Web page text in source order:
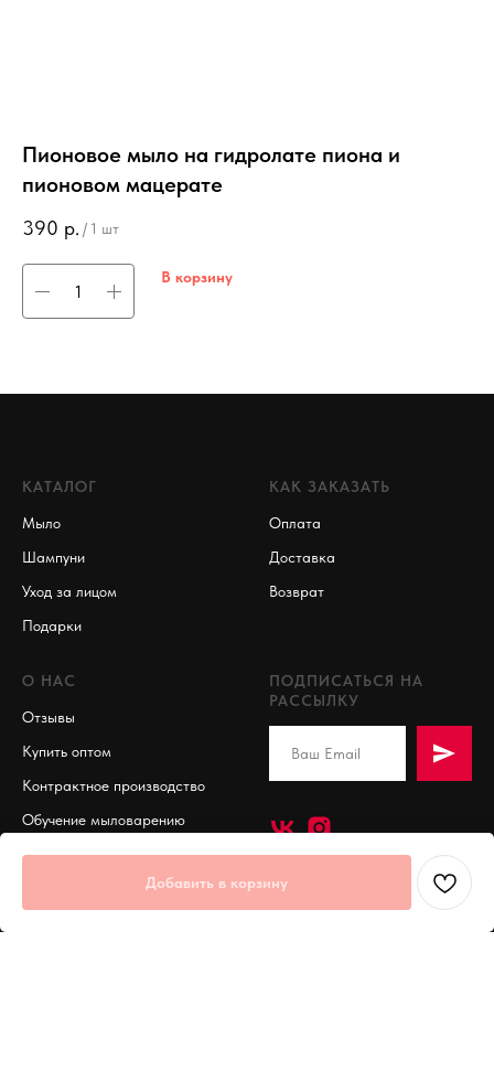
Добавить в корзину
Пионовое мыло на гидролате пиона и
пионовом мацерате
390 р. / 1 шт
В корзину
КАТАЛОГ
Мыло
Шампуни
Уход за лицом
Подарки
КАК ЗАКАЗАТЬ
Оплата
Доставка
Возврат
О НАС
Отзывы
Купить оптом
Контрактное производство
Обучение мыловарению
ПОДПИСАТЬСЯ НА
РАССЫЛКУ